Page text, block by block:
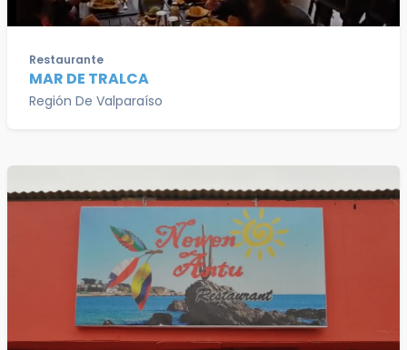
Restaurante
MAR DE TRALCA
Región De Valparaíso